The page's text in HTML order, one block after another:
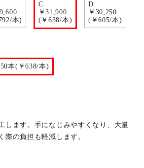
本)
C
￥31,900
(￥638/本)
D
￥30,250
(￥605/本)
50本(￥638/本)
します。手になじみやすくなり、大量
際の負担も軽減します。